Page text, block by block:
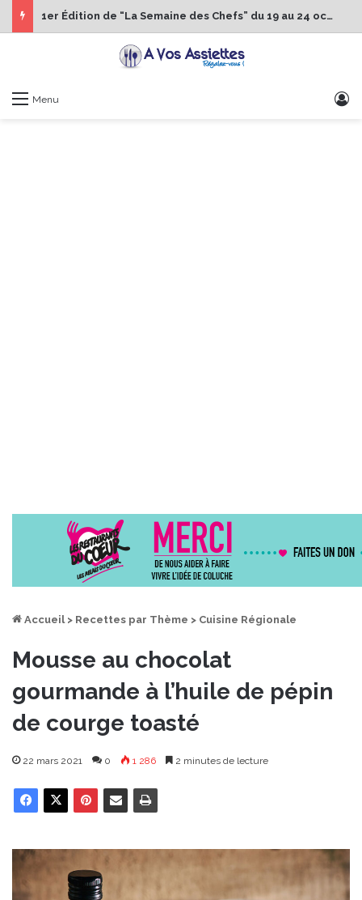
1er Édition de “La Semaine des Chefs” du 19 au 24 octobre 2026
Menu
Accueil > Recettes par Thème > Cuisine Régionale
Mousse au chocolat
gourmande à l’huile de pépin
de courge toasté
22 mars 2021 0 1 286 2 minutes de lecture